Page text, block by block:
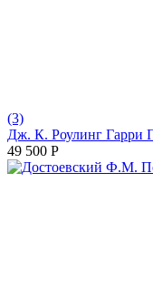
(3)
Дж. К. Роулинг Гарри
49 500 Р